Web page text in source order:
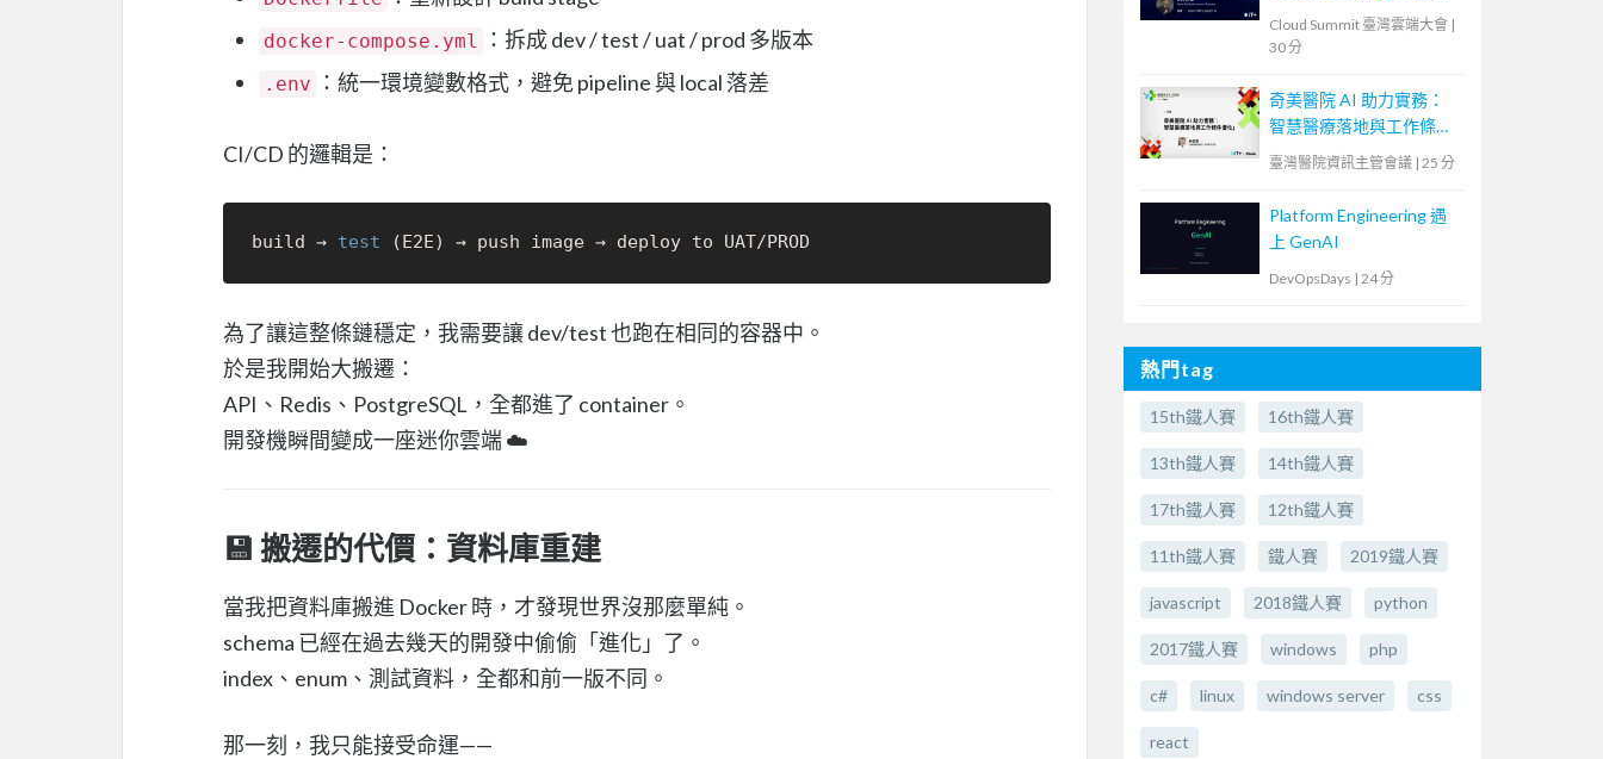
docker-compose.yml ：拆成 dev / test / uat / prod 多版本
.env ：統一環境變數格式，避免 pipeline 與 local 落差
CI/CD 的邏輯是：
build → test
為了讓這整條鏈穩定，我需要讓 dev/test 也跑在相同的容器中。
於是我開始大搬遷：
API、Redis、PostgreSQL，全都進了 container。
開發機瞬間變成一座迷你雲端 ☁️
💾 搬遷的代價：資料庫重建
當我把資料庫搬進 Docker 時，才發現世界沒那麼單純。
schema 已經在過去幾天的開發中偷偷「進化」了。
index、enum、測試資料，全都和前一版不同。
那一刻，我只能接受命運——
Cloud Summit 臺灣雲端大會 |
30 分
奇美醫院 AI 助力實務：
智慧醫療落地與工作條件
優化
臺灣醫院資訊主管會議 | 25 分
Platform Engineering 遇
上 GenAI
DevOpsDays | 24 分
熱門tag
15th鐵人賽 16th鐵人賽
13th鐵人賽 14th鐵人賽
17th鐵人賽 12th鐵人賽
11th鐵人賽 鐵人賽 2019鐵人賽
javascript 2018鐵人賽 python
2017鐵人賽 windows php
c# linux windows server css
react